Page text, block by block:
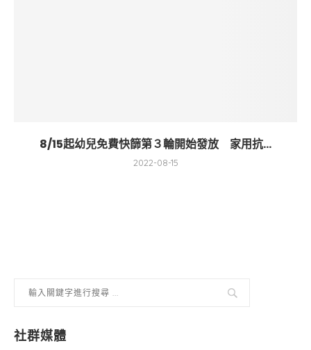
8/15起幼兒免費快篩第３輪開始發放 家用抗...
2022-08-15
社群媒體